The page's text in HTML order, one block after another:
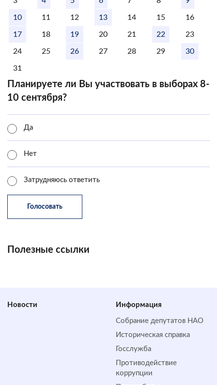
10 11 12 13 14 15 16
17 18 19 20 21 22 23
24 25 26 27 28 29 30
31
Планируете ли Вы участвовать в выборах 8-
10 сентября?
Да
Нет
Затрудняюсь ответить
Полезные ссылки
Новости Информация
Собрание депутатов НАО
Историческая справка
Госслужба
Противодействие
коррупции